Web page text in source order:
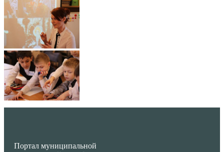
Портал муниципальной